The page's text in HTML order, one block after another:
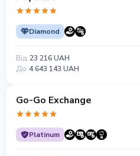
Diamond
Від 23 216 UAH
До 4 643 143 UAH
Go-Go Exchange
Platinum